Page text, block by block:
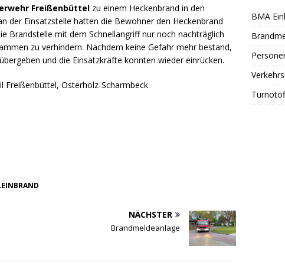
Freißenbüttel zu einem Heckenbrand in den
der Einsatzstelle hatten die Bewohner den Heckenbrand
Brandstelle mit dem Schnellangriff nur noch nachträglich
zu verhindern. Nachdem keine Gefahr mehr bestand,
und die Einsatzkräfte konnten wieder einrücken.
Freißenbüttel, Osterholz-Scharmbeck
NÄCHSTER
Brandmeldeanlage
BMA